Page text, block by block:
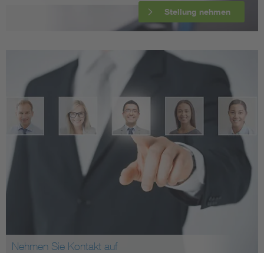
Stellung nehmen
Nehmen Sie Kontakt auf